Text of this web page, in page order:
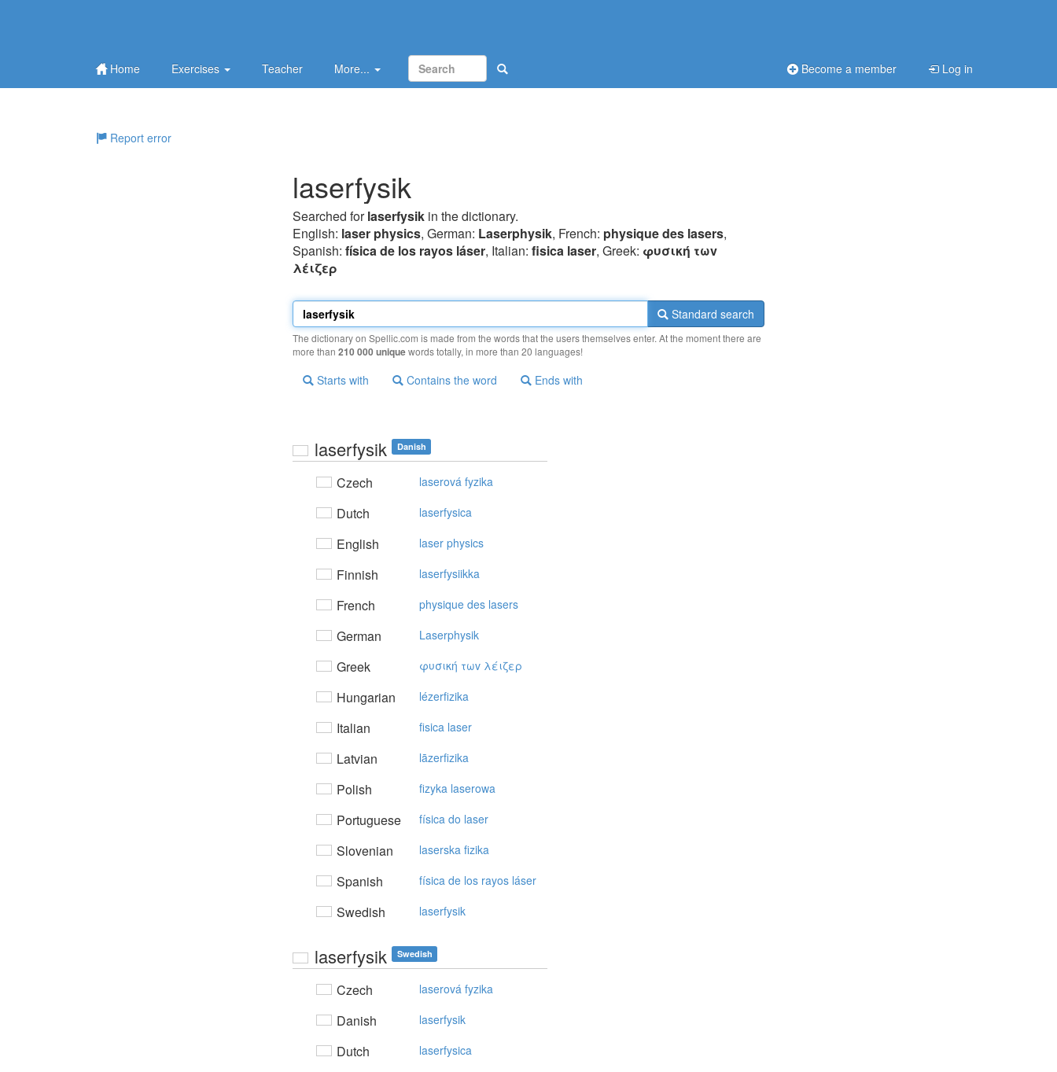
Home Exercises Teacher More... Become a member Log in
Report error
laserfysik
Searched forlaserfysik in the dictionary.
English: laser physics, German: Laserphysik, French: physique des lasers,
Spanish: física de los rayos láser, Italian: fisica laser, Greek: φυσική τωv
λέιζερ
Standard search
The dictionary on Spellic.com is made from the words that the users themselves enter. At the moment there are
more than 210 000 uniquewords totally, in more than 20 languages!
Starts with Contains the word Ends with
laserfysik Danish
Czech laserová fyzika
Dutch laserfysica
English laser physics
Finnish laserfysiikka
French physique des lasers
German Laserphysik
Greek φυσική τωv λέιζερ
Hungarian lézerfizika
Italian fisica laser
Latvian lāzerfizika
Polish fizyka laserowa
Portuguese física do laser
Slovenian laserska fizika
Spanish física de los rayos láser
Swedish laserfysik
laserfysik Swedish
Czech laserová fyzika
Danish laserfysik
Dutch laserfysica